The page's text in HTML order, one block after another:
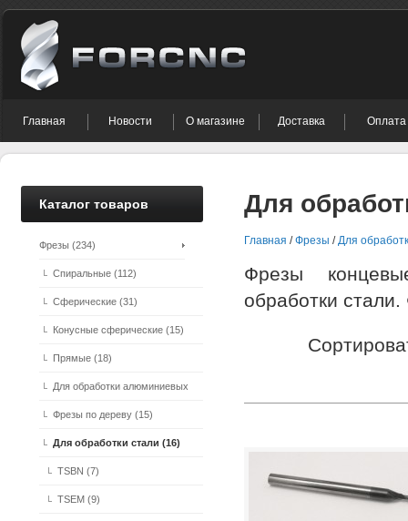
Главная Новости О магазине Доставка Оплата
Для
Главная /Фрезы /Для
Фрезы
обработки
Каталог товаров
Фрезы (234)
Спиральные (112)
Сферические (31)
Конусные сферические (15)
Прямые (18)
Для обработки алюминиевых
сплавов. Фреза по
алюминию. (10)
Фрезы по дереву (15)
Для обработки стали (16)
TSBN (7)
TSEM (9)